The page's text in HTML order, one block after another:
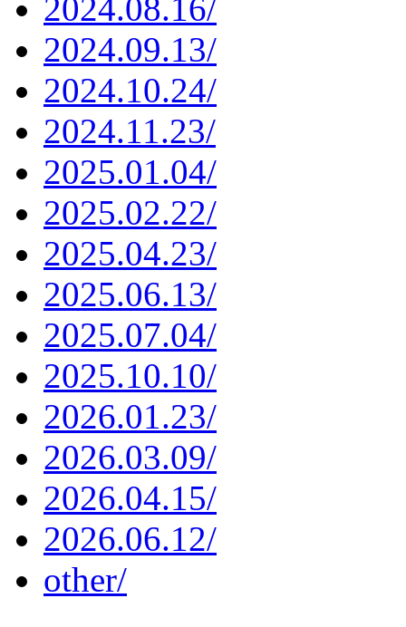
2024.08.16/
2024.09.13/
2024.10.24/
2024.11.23/
2025.01.04/
2025.02.22/
2025.04.23/
2025.06.13/
2025.07.04/
2025.10.10/
2026.01.23/
2026.03.09/
2026.04.15/
2026.06.12/
other/